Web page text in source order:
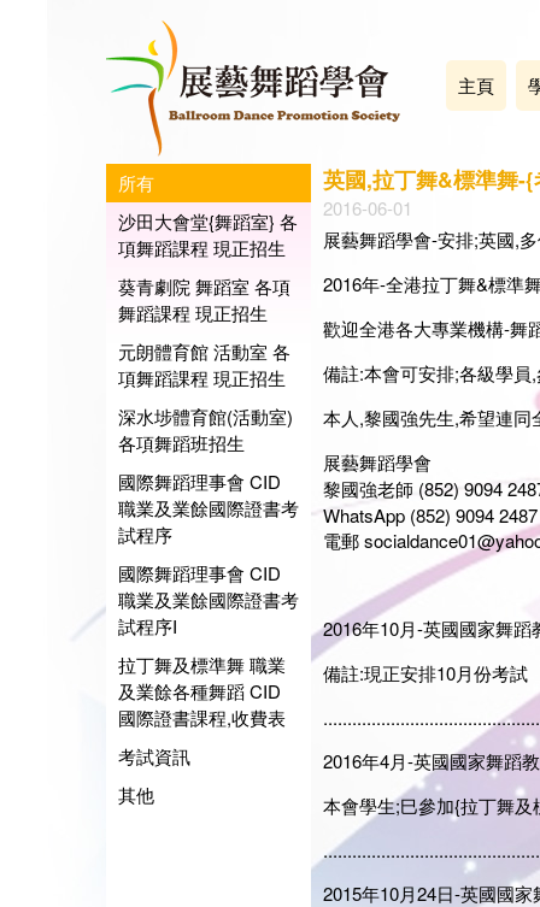
主頁
所有
沙田大會堂{舞蹈室} 各
項舞蹈課程 現正招生
葵青劇院 舞蹈室 各項
舞蹈課程 現正招生
元朗體育館 活動室 各
項舞蹈課程 現正招生
深水埗體育館(活動室)
各項舞蹈班招生
國際舞蹈理事會 CID
職業及業餘國際證書考
試程序
國際舞蹈理事會 CID
職業及業餘國際證書考
試程序I
拉丁舞及標準舞 職業
及業餘各種舞蹈 CID
國際證書課程,收費表
考試資訊
其他
英國,拉丁舞&標準舞-
2016-06-01
展藝舞蹈學會-安排;英國,
2016年-全港拉丁舞&標準
歡迎全港各大專業機構-舞
備註:本會可安排;各級學員
本人,黎國強先生,希望連
展藝舞蹈學會
黎國強老師 (852) 9094
WhatsApp (852) 9094
電郵
2016年10月-英國國家舞
備註:現正安排10月份考試
2016年4月-英國國家舞蹈
本會學生;巳參加{拉丁舞及
2015年10月24日-英國國